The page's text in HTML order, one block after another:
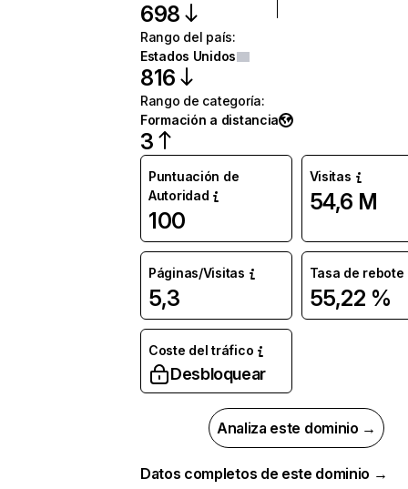
698
Rango del país:
Estados Unidos
816
Rango de categoría:
Formación a distancia
3
Puntuación de
Autoridad
100
Visitas
54,6 M
Páginas/Visitas
5,3
Tasa de rebote
55,22 %
Coste del tráfico
Desbloquear
Analiza este dominio →
Datos completos de este dominio →